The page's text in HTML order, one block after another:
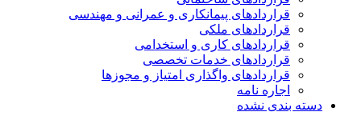
قراردادهای پیمانکاری و عمرانی و مهندسی
قراردادهای ملکی
قراردادهای کاری و استخدامی
قراردادهای خدمات تخصصی
قراردادهای واگذاری امتیاز و مجوزها
اجاره نامه
دسته بندی نشده